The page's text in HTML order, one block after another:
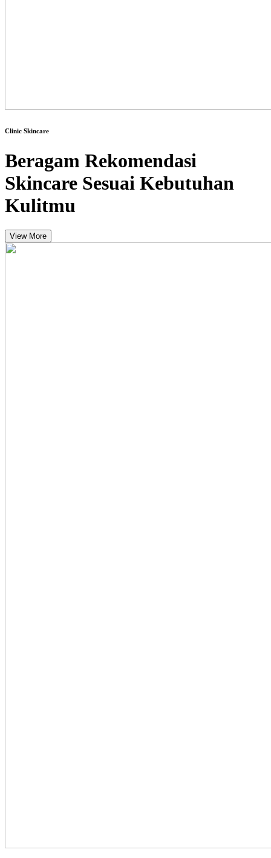
Clinic Skincare
Beragam Rekomendasi
Skincare Sesuai Kebutuhan
Kulitmu
View More